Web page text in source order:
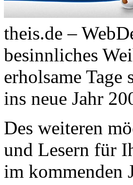
theis.de –
besinnliches
erholsame
ins neue Jahr
Des weiteren
und Lesern für
im kommenden